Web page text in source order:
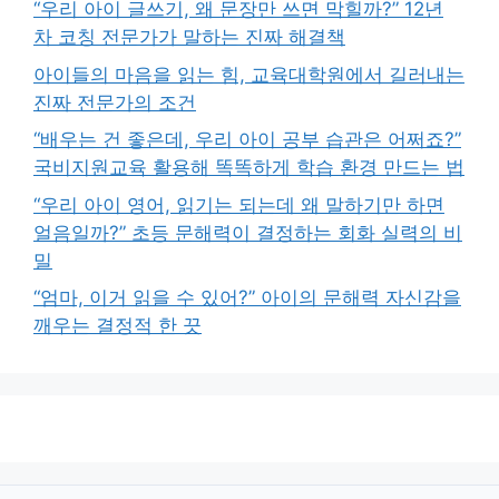
“우리 아이 글쓰기, 왜 문장만 쓰면 막힐까?” 12년
차 코칭 전문가가 말하는 진짜 해결책
아이들의 마음을 읽는 힘, 교육대학원에서 길러내는
진짜 전문가의 조건
“배우는 건 좋은데, 우리 아이 공부 습관은 어쩌죠?”
국비지원교육 활용해 똑똑하게 학습 환경 만드는 법
“우리 아이 영어, 읽기는 되는데 왜 말하기만 하면
얼음일까?” 초등 문해력이 결정하는 회화 실력의 비
밀
“엄마, 이거 읽을 수 있어?” 아이의 문해력 자신감을
깨우는 결정적 한 끗